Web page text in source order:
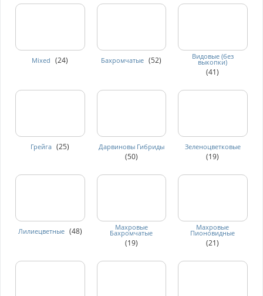
Mixed (24) Бахромчатые (52) Видовые (без
выкопки)
(41)
Грейга (25) Дарвиновы Гибриды
(50)
Зеленоцветковые
(19)
Лилиецветные (48) Махровые
Бахромчатые
(19)
Махровые
Пионовидные
(21)